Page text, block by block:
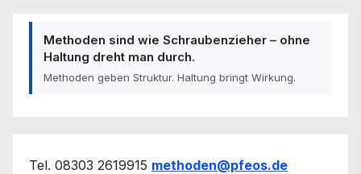
Methoden sind wie Schraubenzieher – ohne
Haltung dreht man durch.
Methoden geben Struktur. Haltung bringt Wirkung.
Tel. 08303 2619915 methoden@pfeos.de